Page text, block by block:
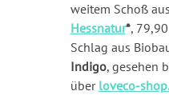
weitem Schoß
Hessnatur*,
Schlag aus
Indigo, gesehen
über loveco-